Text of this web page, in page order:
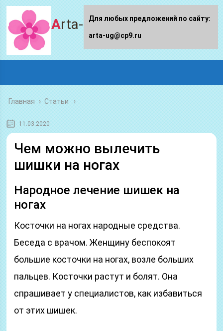
Arta-ug.ru
Главная › Статьи
11.03.2020
Чем можно вылечить
шишки на ногах
Народное лечение шишек на
ногах
Косточки на ногах народные средства.
Беседа с врачом. Женщину беспокоят
большие косточки на ногах, возле больших
пальцев. Косточки растут и болят. Она
спрашивает у специалистов, как избавиться
от этих шишек.
Для любых предложений по сайту:
arta-ug@cp9.ru